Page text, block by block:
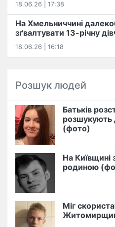
18.06.26 | 17:38
На Хмельниччині
зґвалтувати 13-річну
18.06.26 | 16:18
Розшук людей
Батьків
розшукують
(фото)
На Київщині
родиною
Міг